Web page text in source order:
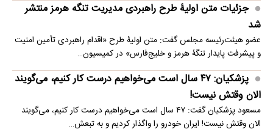
جزئیات متن اولیۀ طرح راهبردی مدیریت تنگه هرمز منتشر
شد
عضو هیئت‌رئیسه مجلس گفت: متن اولیۀ طرح «اقدام راهبردی تأمین امنیت
و پیشرفت پایدار تنگۀ هرمز و خلیج‌فارس» در کمیسیون…
پزشکیان: ۴۷ سال است می‌خواهیم درست کار کنیم، می‌گویند
الان وقتش نیست!
مسعود پزشکیان گفت: ۴۷ سال است می‌خواهیم درست کار کنیم، می‌گویند
الان وقتش نیست! ایران خودرو را واگذار کردیم و به تبعش…